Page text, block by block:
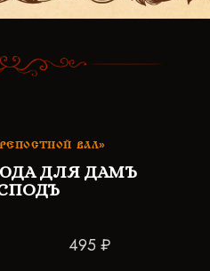
ВАЛ»
ДЛЯ ДАМЪ
495 ₽